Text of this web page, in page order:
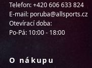
Telefon: +420 606 633 824
E-mail: poruba@allsports.cz
Otevírací doba:
Po-Pá: 10:00 - 18:00
O nákupu